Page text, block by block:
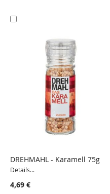
VERGLEICH
DREHMAHL - Karamell 75g
Details...
4,69 €